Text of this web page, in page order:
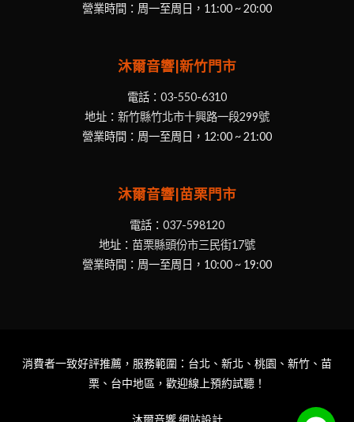
營業時間：周一至周日，11:00 ~ 20:00
沐爾音響|新竹門市
電話： 03-550-6310
地址： 新竹縣竹北市十興路一段299號
營業時間：周一至周日，12:00 ~ 21:00
沐爾音響|苗栗門市
電話： 037-598120
地址： 苗栗縣頭份市三民街17號
營業時間：周一至周日，10:00 ~ 19:00
消費者一致好評推薦，服務範圍：台北、新北、桃園、新竹、苗
栗、台中地區，歡迎線上預約試聽！
沐爾音響 網站設計